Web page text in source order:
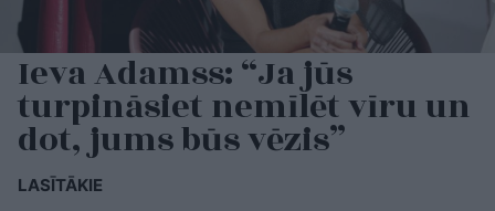
Ieva Adamss: “Ja jūs
turpināsiet nemīlēt vīru un
dot, jums būs vēzis”
LASĪTĀKIE